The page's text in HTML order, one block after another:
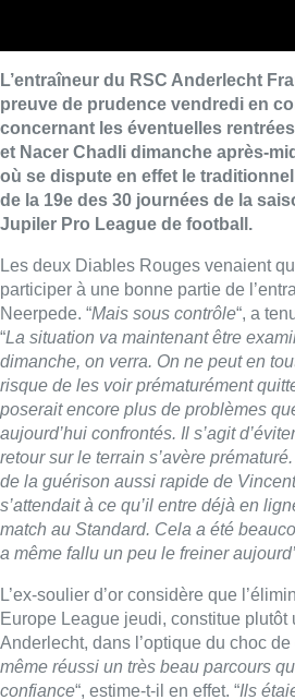
L’entraîneur du RSC Anderlecht
preuve de prudence vendredi en
concernant les éventuelles
et Nacer Chadli dimanche après-
où se dispute en effet le
de la 19e des 30 journées de la
Jupiler Pro League de football.
Les deux Diables Rouges venaient
participer à une bonne partie de
Neerpede. “Mais sous contrôle“, a
“La situation va maintenant être
dimanche, on verra. On ne peut en
risque de les voir prématurément
poserait encore plus de problèmes
aujourd’hui confrontés. Il s’agit
retour sur le terrain s’avère
de la guérison aussi rapide de
s’attendait à ce qu’il entre déjà en
match au Standard. Cela a été
a même fallu un peu le freiner
L’ex-soulier d’or considère que
Europe League jeudi, constitue plutôt
Anderlecht, dans l’optique du choc de
même réussi un très beau parcours
confiance“, estime-t-il en effet. “Ils